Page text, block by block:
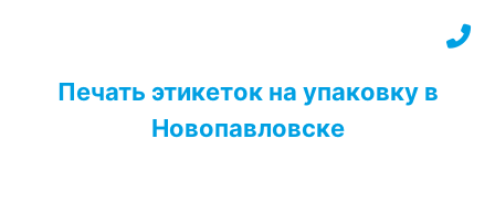
Печать этикеток на упаковку в
Новопавловске